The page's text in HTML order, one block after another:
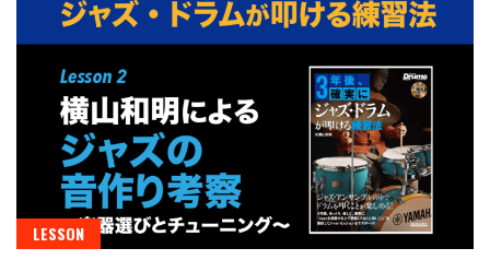
LESSON